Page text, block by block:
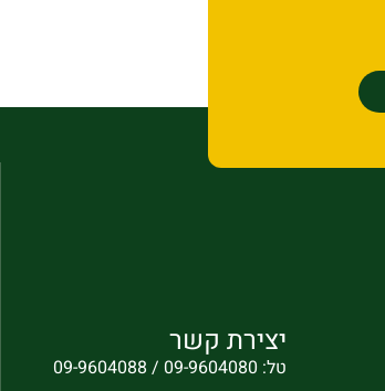
יצירת קשר
טל: 09-9604080 / 09-9604088